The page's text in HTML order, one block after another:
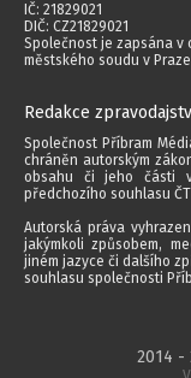
IČ: 21829021
DIČ: CZ21829021
Společnost je zapsána v
městského soudu v
Redakce
Společnost Příbram
chráněn autorským
obsahu či jeho části
předchozího souhlasu
Autorská práva
jakýmkoli způsobem,
jiném jazyce či dalšího
souhlasu společnosti
2014 -